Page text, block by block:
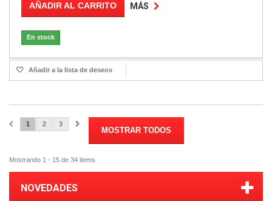
AÑADIR AL CARRITO MÁS
En stock
Añadir a la lista de deseos
MOSTRAR TODOS
1 2 3
Mostrando 1 - 15 de 34 items
NOVEDADES